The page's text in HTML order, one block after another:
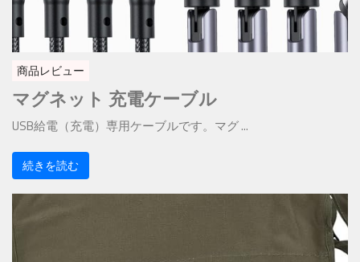
商品レビュー
マグネット 充電ケーブル
USB給電（充電）専用ケーブルです。マグ ...
続きを読む